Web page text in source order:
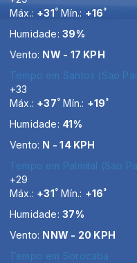
Máx.: +31° Mín.: +16°
Humidade:39%
Vento: NW - 17 KPH
Tempo em Santos (Sao
+33
Máx.: +37° Mín.: +19°
Humidade: 41%
Vento: N - 14 KPH
Tempo em Palmital (Sao
+29
Máx.: +31° Mín.: +16°
Humidade:37%
Vento: NNW - 20 KPH
Tempo em Sorocaba